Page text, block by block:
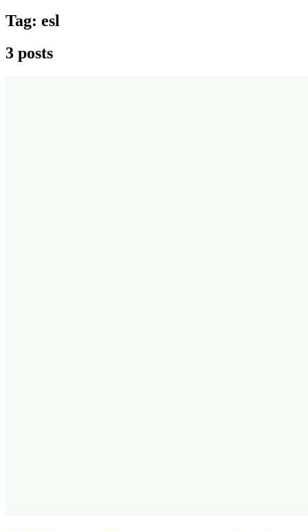
Tag: esl
3 posts